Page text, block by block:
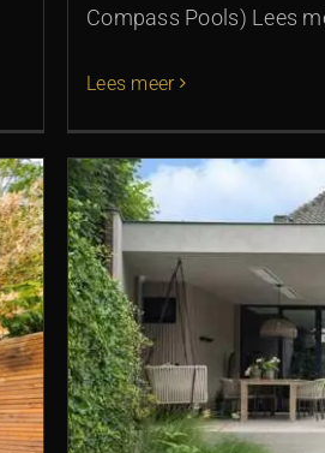
Compass Pools) Lees
Lees meer